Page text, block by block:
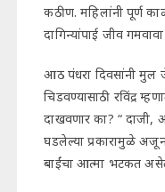
कठीण. महिलांनी पूर्ण
दागिन्यांपाई जीव
आठ पंधरा दिवसांनी मुल
चिडवण्यासाठी रविंद्र
दाखवणार का? “ दाजी,
घडलेल्या प्रकारामुळे
बाईंचा आत्मा भटकत